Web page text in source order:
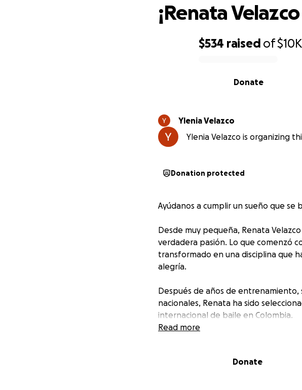
$534 raised of$10K
Donate
¡Renata
Ylenia Velazco
Ylenia Velazco is organizing
Donation protected
Ayúdanos a cumplir un sueño que se
Desde muy pequeña, Renata
verdadera pasión. Lo que comenzó
transformado en una disciplina que
alegría.
Después de años de entrenamiento,
nacionales, Renata ha sido
internacional de baile en Colombia.
ahora necesitamos unir fuerzas
Read more
Donate